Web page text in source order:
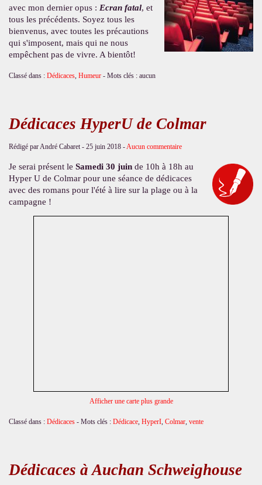
avec mon dernier opus : Ecran fatal, et
tous les précédents. Soyez tous les
bienvenus, avec toutes les précautions
qui s'imposent, mais qui ne nous
empêchent pas de vivre. A bientôt!
Classé dans : Dédicaces, Humeur- Mots clés : aucun
Dédicaces HyperU de Colmar
Rédigé par André Cabaret - 25 juin 2018- Aucun commentaire
Je serai présent le Samedi 30 juinde 10h à 18h au
Hyper U de Colmar pour une séance de dédicaces
avec des romans pour l'été à lire sur la plage ou à la
campagne !
Afficher une carte plus grande
Classé dans : Dédicaces- Mots clés : Dédicace, HyperI, Colmar, vente
Dédicaces à Auchan Schweighouse